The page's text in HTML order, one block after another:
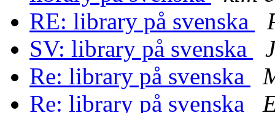
RE: library på svenska
SV: library på svenska
Re: library på svenska
Re: library på svenska